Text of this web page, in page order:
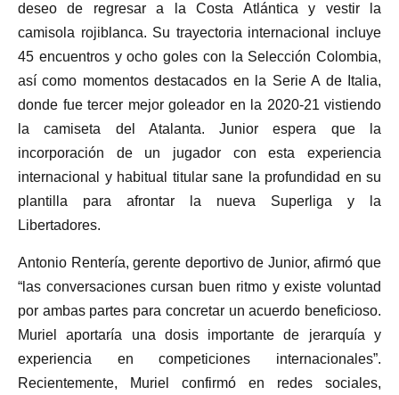
deseo de regresar a la Costa Atlántica y vestir la
camisola rojiblanca. Su trayectoria internacional incluye
45 encuentros y ocho goles con la Selección Colombia,
así como momentos destacados en la Serie A de Italia,
donde fue tercer mejor goleador en la 2020-21 vistiendo
la camiseta del Atalanta. Junior espera que la
incorporación de un jugador con esta experiencia
internacional y habitual titular sane la profundidad en su
plantilla para afrontar la nueva Superliga y la
Libertadores.
Antonio Rentería, gerente deportivo de Junior, afirmó que
“las conversaciones cursan buen ritmo y existe voluntad
por ambas partes para concretar un acuerdo beneficioso.
Muriel aportaría una dosis importante de jerarquía y
experiencia en competiciones internacionales”.
Recientemente, Muriel confirmó en redes sociales,